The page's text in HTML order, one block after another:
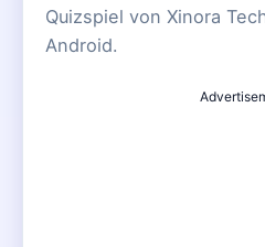
Quizspiel von Xinora
Android.